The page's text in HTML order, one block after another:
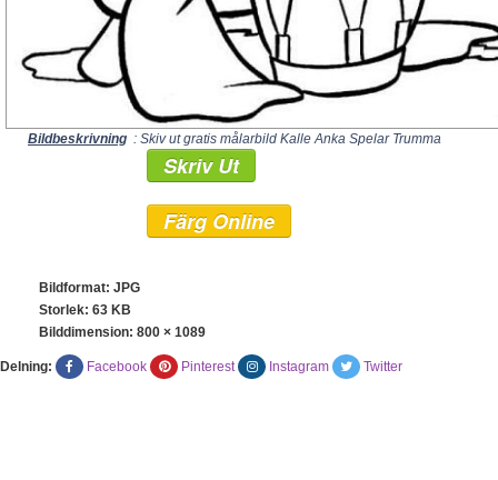
Bildbeskrivning : Skiv ut gratis målarbild Kalle Anka Spelar Trumma
Skriv Ut
Färg Online
Bildformat: JPG
Storlek: 63 KB
Bilddimension: 800 × 1089
Delning: Facebook Pinterest Instagram Twitter